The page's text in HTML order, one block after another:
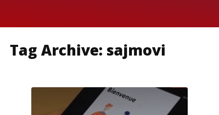
Tag Archive: sajmovi